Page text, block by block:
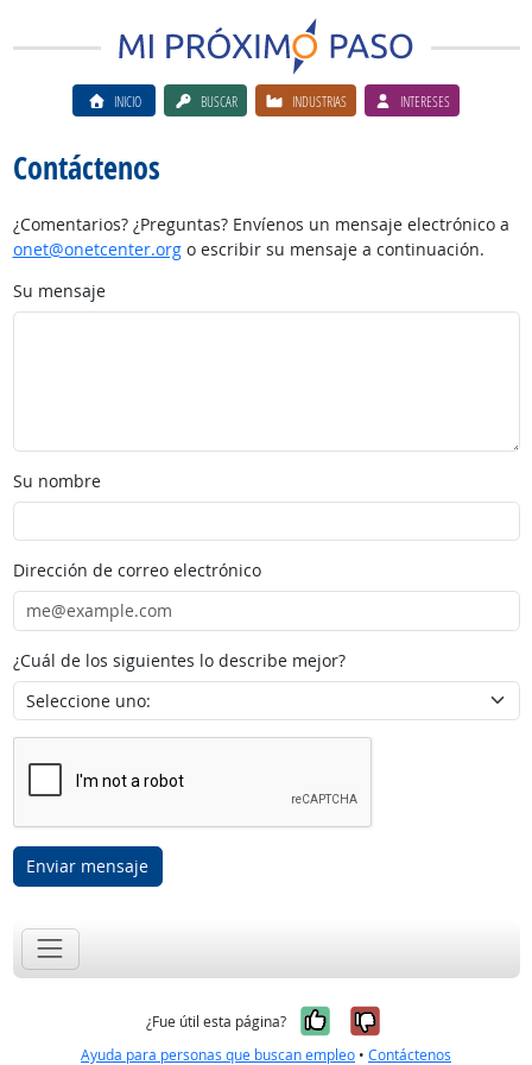
INICIO BUSCAR INDUSTRIAS INTERESES
Contáctenos
¿Comentarios? ¿Preguntas? Envíenos un mensaje electrónico a
onet@onetcenter.orgo escribir su mensaje a continuación.
Su mensaje
Su nombre
Dirección de correo electrónico
¿Cuál de los siguientes lo describe mejor?
Enviar mensaje
¿Fue útil esta página? Sí, fue útil
No, no fue
Ayuda para personas que buscan empleo • Contáctenos